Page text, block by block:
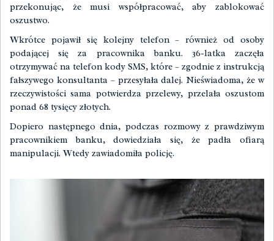
przekonując, że musi współpracować, aby zablokować
oszustwo.
Wkrótce pojawił się kolejny telefon – również od osoby
podającej się za pracownika banku. 36-latka zaczęła
otrzymywać na telefon kody SMS, które – zgodnie z instrukcją
fałszywego konsultanta – przesyłała dalej. Nieświadoma, że w
rzeczywistości sama potwierdza przelewy, przelała oszustom
ponad 68 tysięcy złotych.
Dopiero następnego dnia, podczas rozmowy z prawdziwym
pracownikiem banku, dowiedziała się, że padła ofiarą
manipulacji. Wtedy zawiadomiła policję.